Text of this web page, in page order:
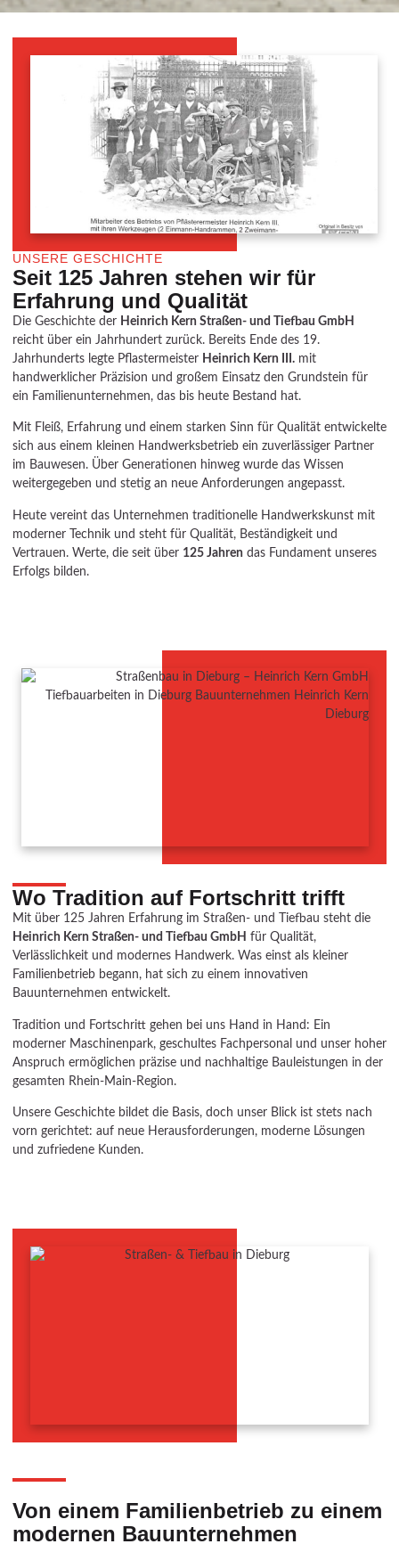
UNSERE GESCHICHTE
Seit 125 Jahren stehen wir für
Erfahrung und Qualität
Die Geschichte der Heinrich Kern Straßen- und Tiefbau GmbH
reicht über ein Jahrhundert zurück. Bereits Ende des 19.
Jahrhunderts legte Pflastermeister Heinrich Kern III. mit
handwerklicher Präzision und großem Einsatz den Grundstein für
ein Familienunternehmen, das bis heute Bestand hat.
Mit Fleiß, Erfahrung und einem starken Sinn für Qualität entwickelte
sich aus einem kleinen Handwerksbetrieb ein zuverlässiger Partner
im Bauwesen. Über Generationen hinweg wurde das Wissen
weitergegeben und stetig an neue Anforderungen angepasst.
Heute vereint das Unternehmen traditionelle Handwerkskunst mit
moderner Technik und steht für Qualität, Beständigkeit und
Vertrauen. Werte, die seit über 125 Jahren das Fundament unseres
Erfolgs bilden.
Wo Tradition auf Fortschritt trifft
Mit über 125 Jahren Erfahrung im Straßen- und Tiefbau steht die
Heinrich Kern Straßen- und Tiefbau GmbH für Qualität,
Verlässlichkeit und modernes Handwerk. Was einst als kleiner
Familienbetrieb begann, hat sich zu einem innovativen
Bauunternehmen entwickelt.
Tradition und Fortschritt gehen bei uns Hand in Hand: Ein
moderner Maschinenpark, geschultes Fachpersonal und unser hoher
Anspruch ermöglichen präzise und nachhaltige Bauleistungen in der
gesamten Rhein-Main-Region.
Unsere Geschichte bildet die Basis, doch unser Blick ist stets nach
vorn gerichtet: auf neue Herausforderungen, moderne Lösungen
und zufriedene Kunden.
Von einem Familienbetrieb zu einem
modernen Bauunternehmen